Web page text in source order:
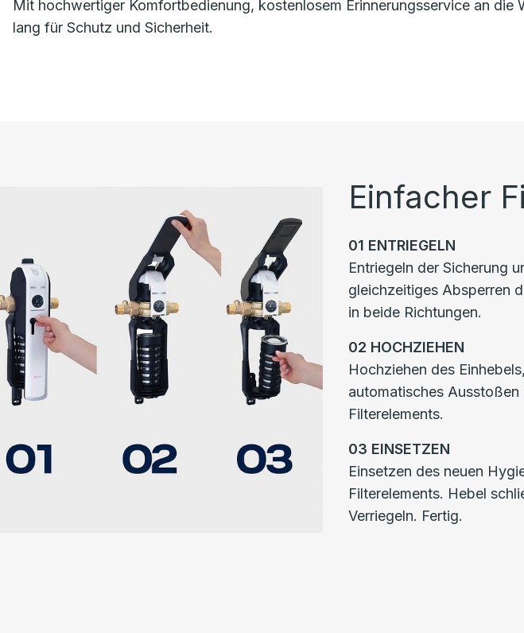
Mit hochwertiger Komfortbedienung, kostenlosem Erinnerungsservice an
lang für Schutz und Sicherheit.
Einfacher
01 ENTRIEGELN
Entriegeln der Sicherung
gleichzeitiges Absperren
in beide Richtungen.
02 HOCHZIEHEN
Hochziehen des
automatisches
Filterelements.
03 EINSETZEN
Einsetzen des neuen
Filterelements. Hebel
Verriegeln. Fertig.